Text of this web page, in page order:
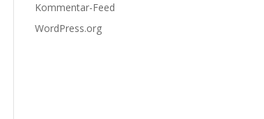
Kommentar-Feed
WordPress.org